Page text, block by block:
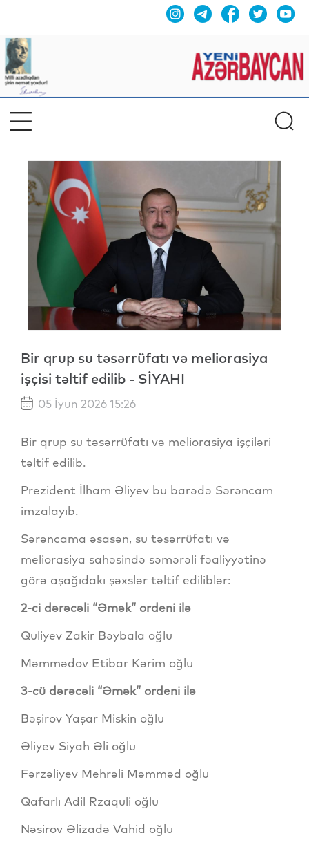
Bir qrup su təsərrüfatı və meliorasiya
işçisi təltif edilib - SİYAHI
05 İyun 2026 15:26
Bir qrup su təsərrüfatı və meliorasiya işçiləri
təltif edilib.
Prezident İlham Əliyev bu barədə Sərəncam
imzalayıb.
Sərəncama əsasən, su təsərrüfatı və
meliorasiya sahəsində səmərəli fəaliyyətinə
görə aşağıdakı şəxslər təltif ediliblər:
2-ci dərəcəli “Əmək” ordeni ilə
Quliyev Zakir Bəybala oğlu
Məmmədov Etibar Kərim oğlu
3-cü dərəcəli “Əmək” ordeni ilə
Bəşirov Yaşar Miskin oğlu
Əliyev Siyah Əli oğlu
Fərzəliyev Mehrəli Məmməd oğlu
Qafarlı Adil Rzaquli oğlu
Nəsirov Əlizadə Vahid oğlu